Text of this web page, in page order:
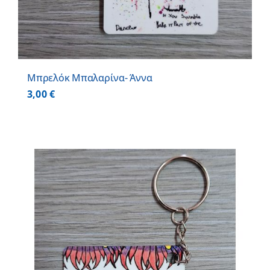
Μπρελόκ Μπαλαρίνα- Άννα
3,00€